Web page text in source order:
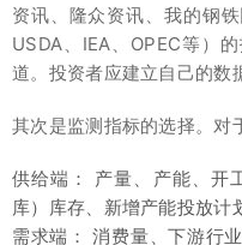
资讯、隆众资讯、我的钢
USDA、IEA、OPEC等）
道。投资者应建立自己的数
其次是监测指标的选择。对
供给端： 产量、产能、开
库）库存、新增产能投放计
需求端： 消费量、下游行